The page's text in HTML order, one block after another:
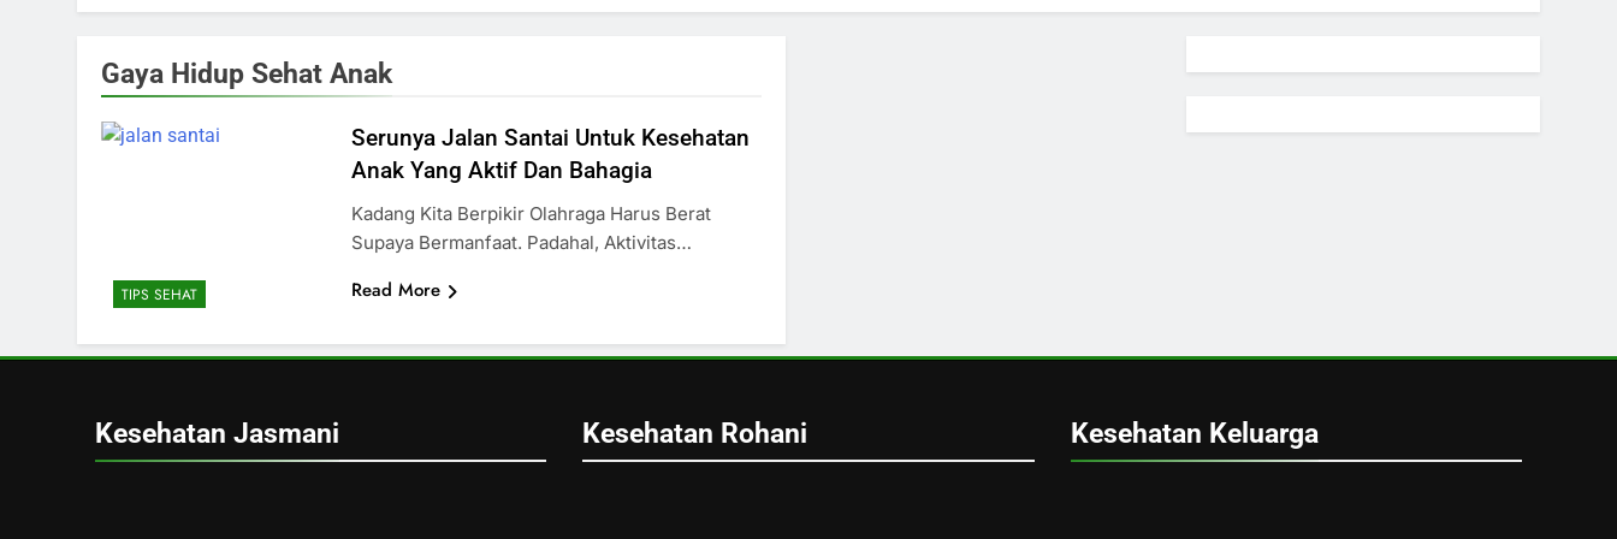
Gaya Hidup Sehat Anak
TIPS SEHAT
Serunya Jalan Santai Untuk Kesehatan
Anak Yang Aktif Dan Bahagia
Kadang Kita Berpikir Olahraga Harus Berat
Supaya Bermanfaat. Padahal, Aktivitas…
Read More
Kesehatan Jasmani Kesehatan Rohani Kesehatan Keluarga